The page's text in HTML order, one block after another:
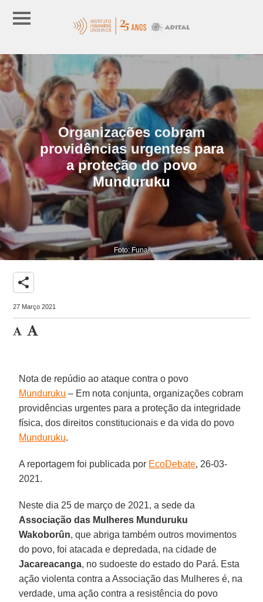
Organizações cobram
providências urgentes para
a proteção do povo
Munduruku
Foto: Funai
share
27 Março 2021
Nota de repúdio ao ataque contra o povo
Munduruku – Em nota conjunta, organizações cobram
providências urgentes para a proteção da integridade
física, dos direitos constitucionais e da vida do povo
Munduruku.
A reportagem foi publicada por EcoDebate, 26-03-
2021.
Neste dia 25 de março de 2021, a sede da
Associação das Mulheres Munduruku
Wakoborûn, que abriga também outros movimentos
do povo, foi atacada e depredada, na cidade de
Jacareacanga, no sudoeste do estado do Pará. Esta
ação violenta contra a Associação das Mulheres é, na
verdade, uma ação contra a resistência do povo